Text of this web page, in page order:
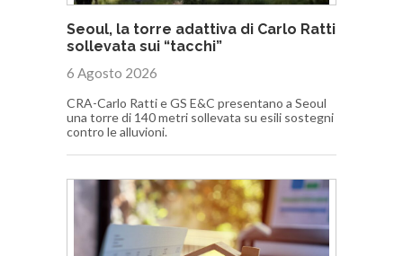
Seoul, la torre adattiva di Carlo Ratti
sollevata sui “tacchi”
6 Agosto 2026
CRA-Carlo Ratti e GS E&C presentano a Seoul
una torre di 140 metri sollevata su esili sostegni
contro le alluvioni.